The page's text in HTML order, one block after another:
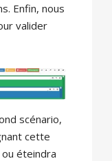
Enfin, nous
valider
scénario,
cette
éteindra